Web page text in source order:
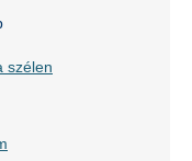
szélen